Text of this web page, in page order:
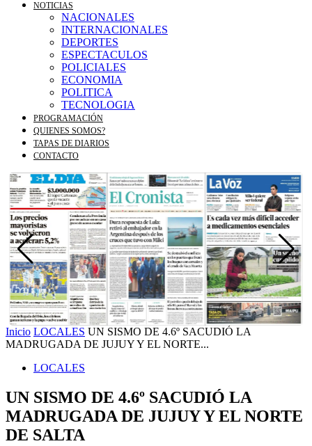
NOTICIAS
NACIONALES
INTERNACIONALES
DEPORTES
ESPECTACULOS
POLICIALES
ECONOMIA
POLITICA
TECNOLOGIA
PROGRAMACIÓN
QUIENES SOMOS?
TAPAS DE DIARIOS
CONTACTO
Inicio LOCALES UN SISMO DE 4.6º SACUDIÓ LA
MADRUGADA DE JUJUY Y EL NORTE...
LOCALES
UN SISMO DE 4.6º SACUDIÓ LA
MADRUGADA DE JUJUY Y EL NORTE
DE SALTA